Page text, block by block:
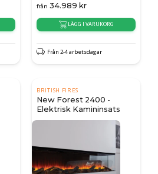
från 34.989 kr
LÄGG I VARUKORG
Från 2-4 arbetsdagar
BRITISH FIRES
New Forest 2400 -
Elektrisk Kamininsats